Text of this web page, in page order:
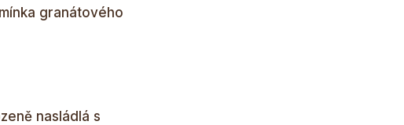
granátového
nasládlá s